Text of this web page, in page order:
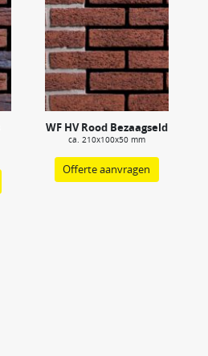
WF HV Rood Bezaagseld
ca. 210x100x50 mm
Offerte aanvragen